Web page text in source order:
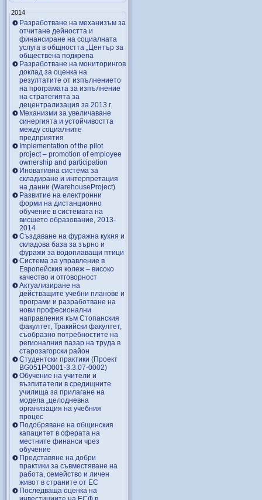
2014
Разработване на механизъм за
отчитане дейността и
финансиране на социалната
услуга в общността „Център за
обществена подкрепа
Разработване на мониторингов
доклад за оценка на
резултатите от изпълнението
на програмата за изпълнение
на стратегията за
децентрализация за 2013 г.
Механизми за увеличаване
синергията и устойчивостта
между социалните
предприятия
Implementation of the pilot
project – promotion of employee
ownership and participation
Иновативна система за
складиране и интерпретация
на данни (WarehouseProject)
Развитие на електронни
форми на дистанционно
обучение в системата на
висшето образование, 2013-
2014
Създаване на фуражна кухня и
складова база за зърно и
фуражи за водоплаващи птици
Система за управление в
Европейския колеж – високо
качество и отговорност
Актуализиране на
действащите учебни планове и
програми и разработване на
нови професионални
направления към Стопанския
факултет, Тракийски факултет,
съобразно потребностите на
регионалния пазар на труда в
старозагорски район
Студентски практики (Проект
BG051PO001-3.3.07-0002)
Обучение на учители и
възпитатели в средищните
училища за прилагане на
модела „целодневна
организация на учебния
процес
Подобряване на общинския
капацитет в сферата на
местните финанси чрез
обучение
Представяне на добри
практики за съвместяване на
работа, семейство и личен
живот в страните от ЕС
Последваща оценка на